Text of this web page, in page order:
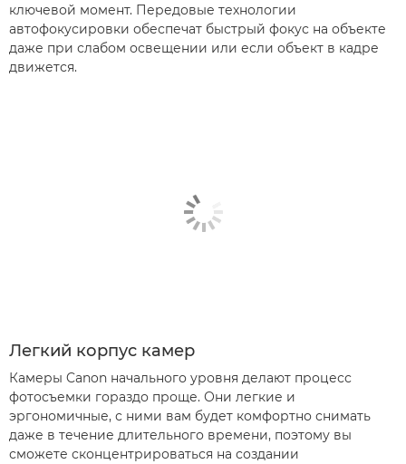
ключевой момент. Передовые технологии
автофокусировки обеспечат быстрый фокус на объекте
даже при слабом освещении или если объект в кадре
движется.
Легкий корпус камер
Камеры Canon начального уровня делают процесс
фотосъемки гораздо проще. Они легкие и
эргономичные, с ними вам будет комфортно снимать
даже в течение длительного времени, поэтому вы
сможете сконцентрироваться на создании